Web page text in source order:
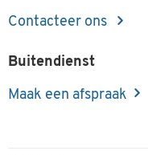
Contacteer ons
Buitendienst
Maak een afspraak